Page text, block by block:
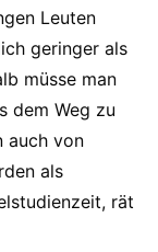
Leuten
geringer als
müsse man
dem Weg zu
auch von
als
rät